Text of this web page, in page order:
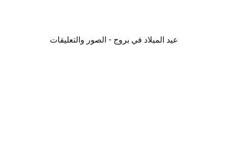
عيد الميلاد في بروج - الصور والتعليقات